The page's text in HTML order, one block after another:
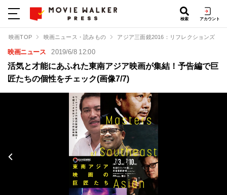
検索 アカウント
映画TOP 映画ニュース・読みもの アジア三面鏡2016：リフレクションズ
映画ニュース 2019/6/8 12:00
活気と才能にあふれた東南アジア映画が集結！予告編で巨
匠たちの個性をチェック(画像7/7)